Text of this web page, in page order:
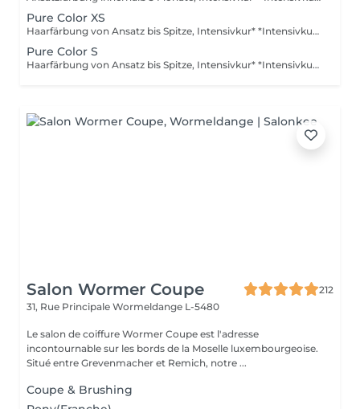
Pure Color XS
Haarfärbung von Ansatz bis Spitze, Intensivkur* *Intensivkur: Versorgt das Haar mit hochkonzentrierten Pflegewirkstoffen, die tief in die Haarstruktur eindringen und Schäden gezielt reparieren
Pure Color S
Haarfärbung von Ansatz bis Spitze, Intensivkur* *Intensivkur: Versorgt das Haar mit hochkonzentrierten Pflegewirkstoffen, die tief in die Haarstruktur eindringen und Schäden gezielt reparieren
Salon Wormer Coupe
212
31, Rue Principale Wormeldange L-5480
Le salon de coiffure Wormer Coupe est l'adresse
incontournable sur les bords de la Moselle luxembourgeoise.
Situé entre Grevenmacher et Remich, notre ...
Coupe & Brushing